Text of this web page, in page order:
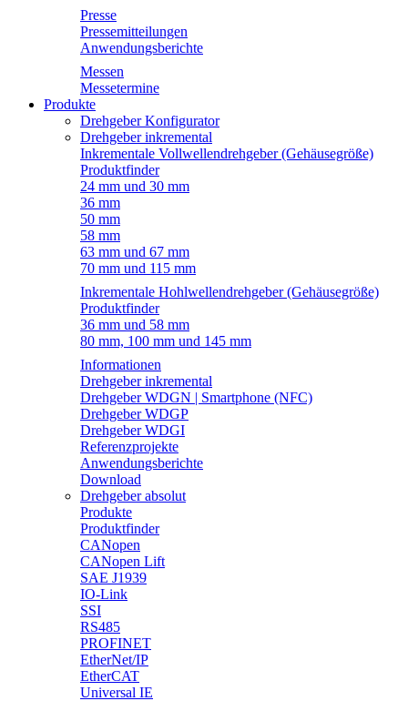
Presse
Pressemitteilungen
Anwendungsberichte
Messen
Messetermine
Produkte
Drehgeber Konfigurator
Drehgeber inkremental
Inkrementale Vollwellendrehgeber (Gehäusegröße)
Produktfinder
24 mm und 30 mm
36 mm
50 mm
58 mm
63 mm und 67 mm
70 mm und 115 mm
Inkrementale Hohlwellendrehgeber (Gehäusegröße)
Produktfinder
36 mm und 58 mm
80 mm, 100 mm und 145 mm
Informationen
Drehgeber inkremental
Drehgeber WDGN | Smartphone (NFC)
Drehgeber WDGP
Drehgeber WDGI
Referenzprojekte
Anwendungsberichte
Download
Drehgeber absolut
Produkte
Produktfinder
CANopen
CANopen Lift
SAE J1939
IO-Link
SSI
RS485
PROFINET
EtherNet/IP
EtherCAT
Universal IE